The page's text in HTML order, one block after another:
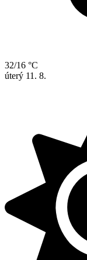
32/16 °C
úterý 11. 8.